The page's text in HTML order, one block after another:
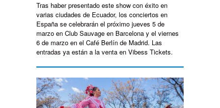
Tras haber presentado este show con éxito en
varias ciudades de Ecuador, los conciertos en
España se celebrarán el próximo jueves 5 de
marzo en Club Sauvage en Barcelona y el viernes
6 de marzo en el Café Berlín de Madrid. Las
entradas ya están a la venta en Vibess Tickets.